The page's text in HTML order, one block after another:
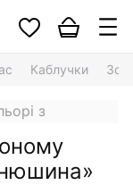
Каблучки